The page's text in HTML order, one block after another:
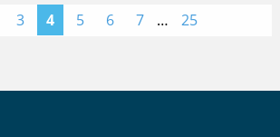
3 4 5 6 7 … 25